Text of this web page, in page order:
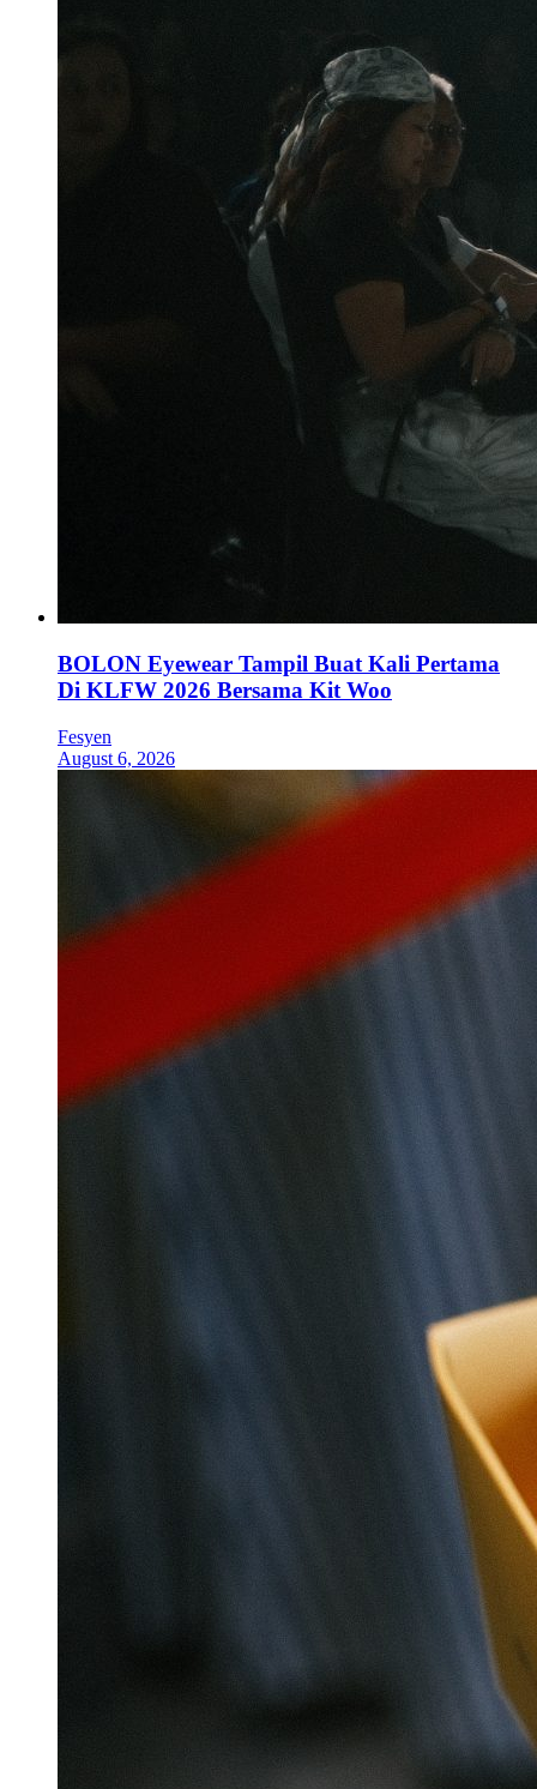
BOLON Eyewear Tampil Buat Kali Pertama
Di KLFW 2026 Bersama Kit Woo
Fesyen
August 6, 2026